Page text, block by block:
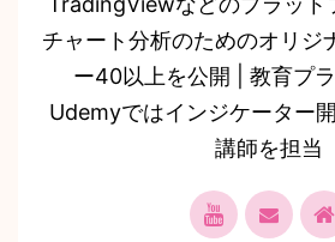
チャート分析のためのオリジ
ー40以上を公開 | 教育プ
Udemyではインジケーター
講師を担当